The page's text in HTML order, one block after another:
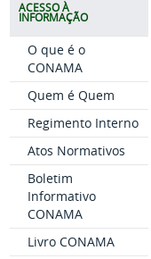
ACESSO À
INFORMAÇÃO
O que é o
CONAMA
Quem é Quem
Regimento Interno
Atos Normativos
Boletim
Informativo
CONAMA
Livro CONAMA